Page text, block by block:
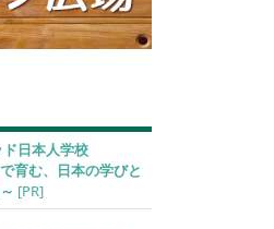
日本人学校
育む、日本の学びと
[PR]